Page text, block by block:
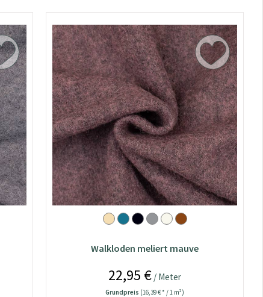
Walkloden meliert mauve
22,95 € / Meter
Grundpreis (16,39 € * / 1 m²)